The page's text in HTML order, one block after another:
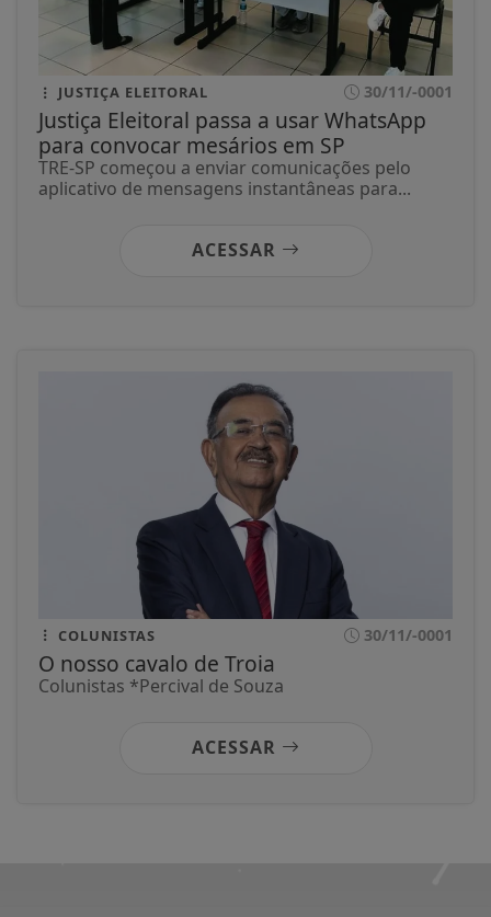
JUSTIÇA ELEITORAL 30/11/-0001
Justiça Eleitoral passa a usar WhatsApp
para convocar mesários em SP
TRE-SP começou a enviar comunicações pelo
aplicativo de mensagens instantâneas para...
ACESSAR
COLUNISTAS 30/11/-0001
O nosso cavalo de Troia
Colunistas *Percival de Souza
ACESSAR